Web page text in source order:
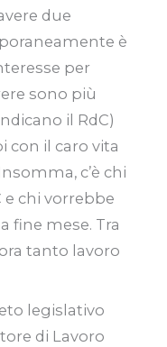
due
è
per
sono più
il RdC)
il caro vita
c’è chi
e chi vorrebbe
fine mese. Tra
tanto lavoro
legislativo
di Lavoro